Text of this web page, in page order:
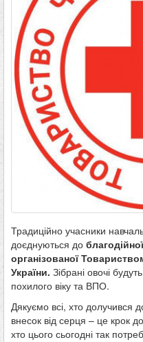
Традиційно учасники
доєднуються до
організованої
України. Зібрані овочі
похилого віку та ВПО.
Дякуємо всі, хто долучився
внесок від серця – це крок
хто цього сьогодні так